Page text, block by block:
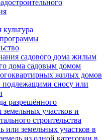
культура
садового дома жилым
дома садовым домом
жилых домов
сносу или
разрешённого
земельных участков и
строительства
или земельных участков в